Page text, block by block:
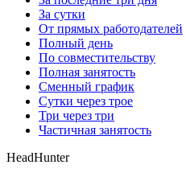
За сутки
От прямых работодателей
Полный день
По совместительству
Полная занятость
Сменный график
Сутки через трое
Три через три
Частичная занятость
HeadHunter